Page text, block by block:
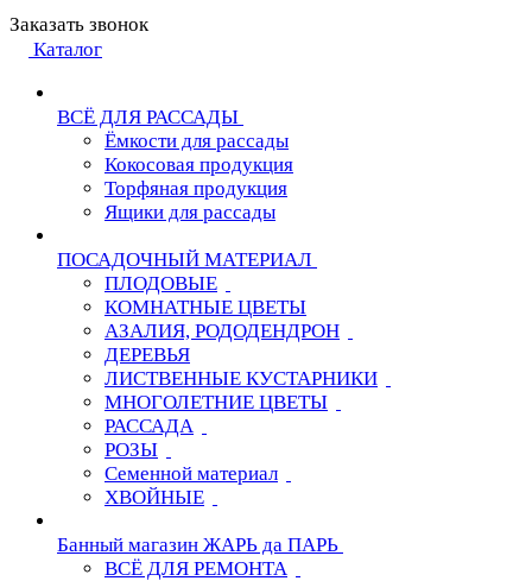
Заказать звонок
Каталог
ВСЁ ДЛЯ РАССАДЫ
Ёмкости для рассады
Кокосовая продукция
Торфяная продукция
Ящики для рассады
ПОСАДОЧНЫЙ МАТЕРИАЛ
ПЛОДОВЫЕ
КОМНАТНЫЕ ЦВЕТЫ
АЗАЛИЯ, РОДОДЕНДРОН
ДЕРЕВЬЯ
ЛИСТВЕННЫЕ КУСТАРНИКИ
МНОГОЛЕТНИЕ ЦВЕТЫ
РАССАДА
РОЗЫ
Семенной материал
ХВОЙНЫЕ
Банный магазин ЖАРЬ да ПАРЬ
ВСЁ ДЛЯ РЕМОНТА